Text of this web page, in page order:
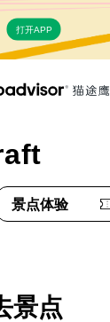
打开APP
景点体验
景点